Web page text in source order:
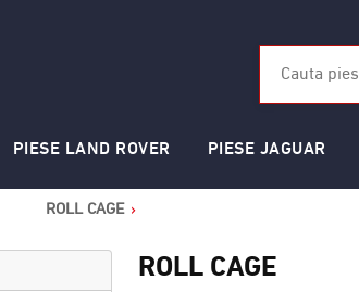
PIESE LAND ROVER PIESE JAGUAR
ROLL CAGE
ROLL CAGE